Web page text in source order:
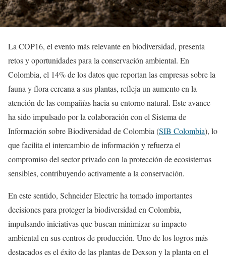
La COP16, el evento más relevante en biodiversidad, presenta
retos y oportunidades para la conservación ambiental. En
Colombia, el 14% de los datos que reportan las empresas sobre la
fauna y flora cercana a sus plantas, refleja un aumento en la
atención de las compañías hacia su entorno natural. Este avance
ha sido impulsado por la colaboración con el Sistema de
Información sobre Biodiversidad de Colombia (SIB Colombia), lo
que facilita el intercambio de información y refuerza el
compromiso del sector privado con la protección de ecosistemas
sensibles, contribuyendo activamente a la conservación.
En este sentido, Schneider Electric ha tomado importantes
decisiones para proteger la biodiversidad en Colombia,
impulsando iniciativas que buscan minimizar su impacto
ambiental en sus centros de producción. Uno de los logros más
destacados es el éxito de las plantas de Dexson y la planta en el